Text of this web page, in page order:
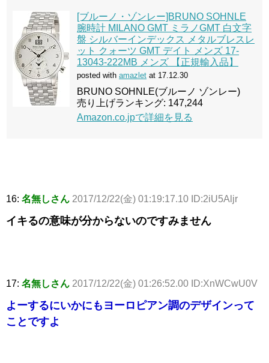
[ブルーノ・ゾンレー]BRUNO SOHNLE
腕時計 MILANO GMT ミラノGMT 白文字
盤 シルバーインデックス メタルブレスレ
ット クォーツ GMT デイト メンズ 17-
13043-222MB メンズ 【正規輸入品】
posted with amazlet at 17.12.30
BRUNO SOHNLE(ブルーノ ゾンレー)
売り上げランキング: 147,244
Amazon.co.jpで詳細を見る
16: 名無しさん 2017/12/22(金) 01:19:17.10 ID:2iU5Aljr
イキるの意味が分からないのですみません
17: 名無しさん 2017/12/22(金) 01:26:52.00 ID:XnWCwU0V
よーするにいかにもヨーロピアン調のデザインって
ことですよ